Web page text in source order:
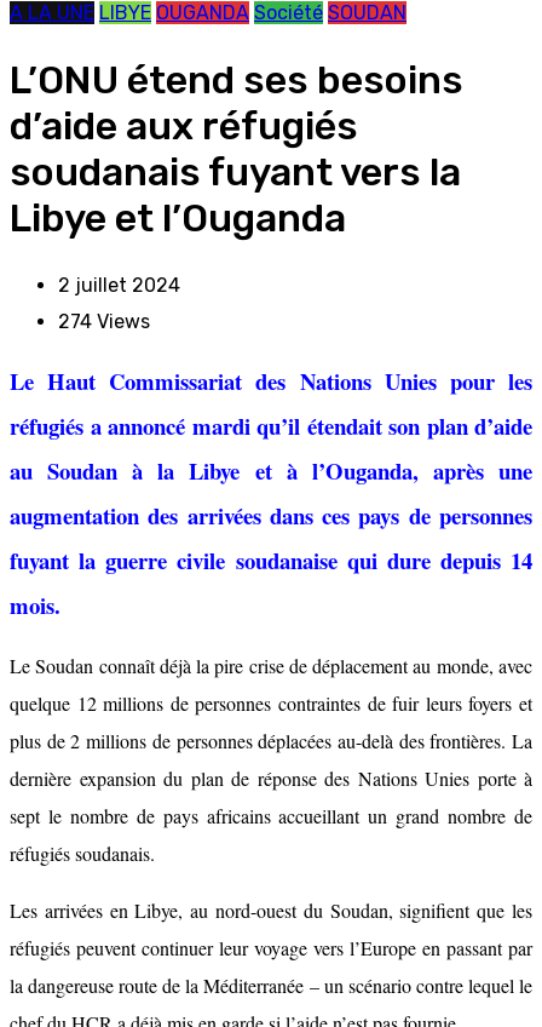
A LA UNE LIBYE OUGANDA Société SOUDAN
L’ONU étend ses besoins
d’aide aux réfugiés
soudanais fuyant vers la
Libye et l’Ouganda
2 juillet 2024
274 Views
Le Haut Commissariat des Nations Unies pour les
réfugiés a annoncé mardi qu’il étendait son plan d’aide
au Soudan à la Libye et à l’Ouganda, après une
augmentation des arrivées dans ces pays de personnes
fuyant la guerre civile soudanaise qui dure depuis 14
mois.
Le Soudan connaît déjà la pire crise de déplacement au monde, avec
quelque 12 millions de personnes contraintes de fuir leurs foyers et
plus de 2 millions de personnes déplacées au-delà des frontières. La
dernière expansion du plan de réponse des Nations Unies porte à
sept le nombre de pays africains accueillant un grand nombre de
réfugiés soudanais.
Les arrivées en Libye, au nord-ouest du Soudan, signifient que les
réfugiés peuvent continuer leur voyage vers l’Europe en passant par
la dangereuse route de la Méditerranée – un scénario contre lequel le